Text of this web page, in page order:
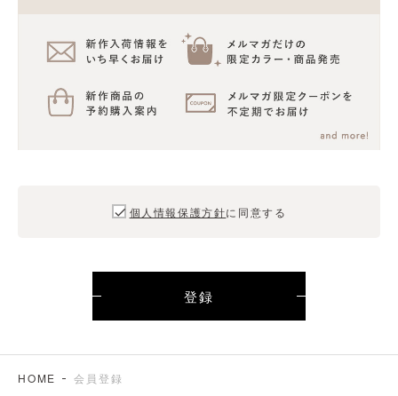
個人情報保護方針に同意する
登録
HOME 会員登録